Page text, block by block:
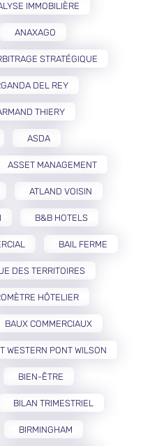
IMMOBILIÈRE
ANAXAGO
STRATÉGIQUE
DEL REY
THIERY
ASDA
ASSET MANAGEMENT
ATLAND VOISIN
B&B HOTELS
BAIL FERME
DES TERRITOIRES
HÔTELIER
BAUX COMMERCIAUX
WESTERN PONT WILSON
BIEN-ÊTRE
BILAN TRIMESTRIEL
BIRMINGHAM